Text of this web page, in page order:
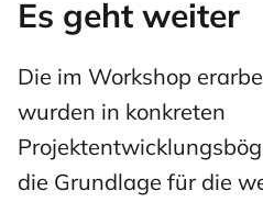
Es geht weiter
Die im Workshop
wurden in konkreten
die Grundlage für die